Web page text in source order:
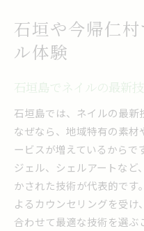
験談
夜にも通える沖
トレンドネイル
おすすめのネイ
コンサルタント
力
求人情報から見
話題のネイル技
ネイルの持ちと
石垣や今帰仁
ル体験
石垣島でネイルの最新
石垣島では、ネイルの最新
なぜなら、地域特有の素
ービスが増えているからで
ジェル、シェルアートな
かされた技術が代表的です
よるカウンセリングを受
合わせて最適な技術を選ぶ